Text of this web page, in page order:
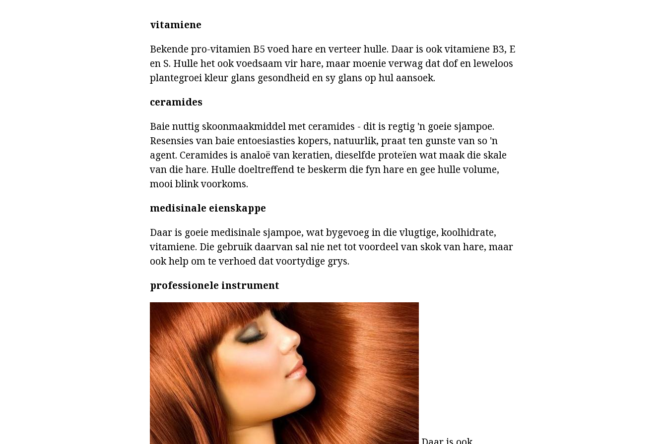
vitamiene
Bekende pro-vitamien B5 voed hare en verteer hulle. Daar is ook vitamiene B3, E
en S. Hulle het ook voedsaam vir hare, maar moenie verwag dat dof en leweloos
plantegroei kleur glans gesondheid en sy glans op hul aansoek.
ceramides
Baie nuttig skoonmaakmiddel met ceramides - dit is regtig 'n goeie sjampoe.
Resensies van baie entoesiasties kopers, natuurlik, praat ten gunste van so 'n
agent. Ceramides is analoë van keratien, dieselfde proteïen wat maak die skale
van die hare. Hulle doeltreffend te beskerm die fyn hare en gee hulle volume,
mooi blink voorkoms.
medisinale eienskappe
Daar is goeie medisinale sjampoe, wat bygevoeg in die vlugtige, koolhidrate,
vitamiene. Die gebruik daarvan sal nie net tot voordeel van skok van hare, maar
ook help om te verhoed dat voortydige grys.
professionele instrument